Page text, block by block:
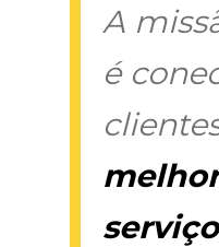
A
é